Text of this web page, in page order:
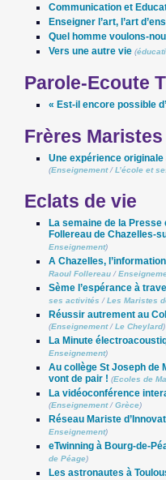
Communication et
Enseigner l’art, l’art
Quel homme voulons-
Vers une autre vie (
Parole-Ecoute
« Est-il encore possible
Frères Maristes
Une expérience originale
(Enseignement/L’école et
Eclats de vie
La semaine de la Presse
Follereau de Chazelles-
Enseignement)
A Chazelles,
Raoul Follereau /
Sème l’espérance à
ses activités /Les Maristes
Réussir autrement au
(Enseignement/Le Cheylard)
La Minute
Enseignement)
Au collège St Joseph de
vont de pair ! (Ecoles de
La vidéoconférence
(Enseignement/Grèce)
Réseau Mariste
Enseignement)
eTwinning à Bourg-de-
de Péage)
Les astronautes à